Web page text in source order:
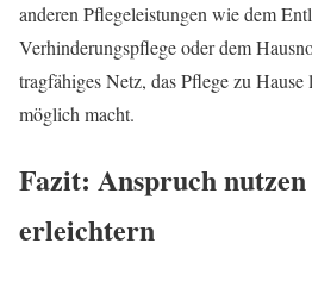
anderen Pflegeleistungen wie dem
Verhinderungspflege oder dem
tragfähiges Netz, das Pflege zu Hause
möglich macht.
Fazit: Anspruch nutzen
erleichtern